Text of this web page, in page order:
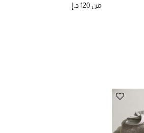
من120 د.إ